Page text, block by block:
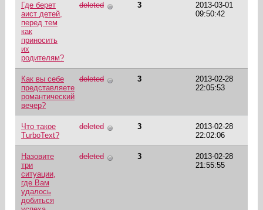
Где берет
аист детей,
перед тем
как
приносить
их
родителям?
deleted 3
2013-03-01
09:50:42
Как вы себе
представляете
романтический
вечер?
deleted 3
2013-02-28
22:05:53
Что такое
TurboText?
deleted 3
2013-02-28
22:02:06
Назовите
три
ситуации,
где Вам
удалось
добиться
deleted 3
2013-02-28
21:55:55